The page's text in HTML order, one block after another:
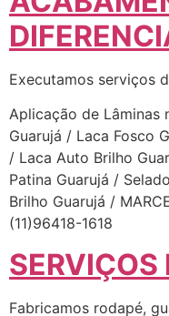
Executamos serviços
Aplicação de Lâminas
Guarujá / Laca Fosco
/ Laca Auto Brilho
Patina Guarujá /
Brilho Guarujá /
(11)96418-1618
SERVIÇOS
Fabricamos rodapé,